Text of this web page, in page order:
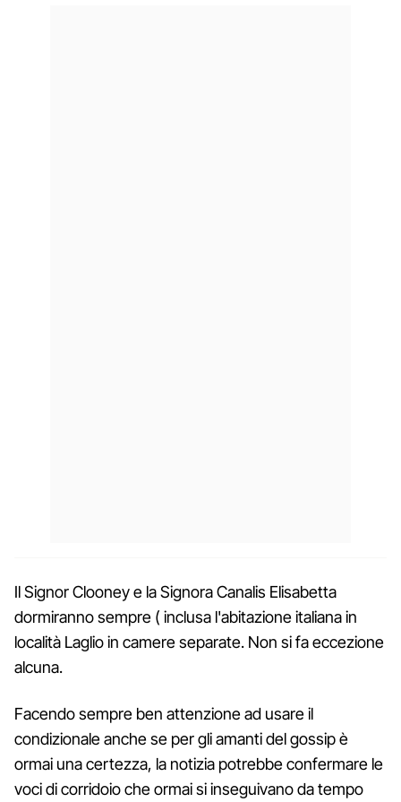
Il Signor Clooney e la Signora Canalis Elisabetta
dormiranno sempre ( inclusa l'abitazione italiana in
località Laglio in camere separate. Non si fa eccezione
alcuna.
Facendo sempre ben attenzione ad usare il
condizionale anche se per gli amanti del gossip è
ormai una certezza, la notizia potrebbe confermare le
voci di corridoio che ormai si inseguivano da tempo